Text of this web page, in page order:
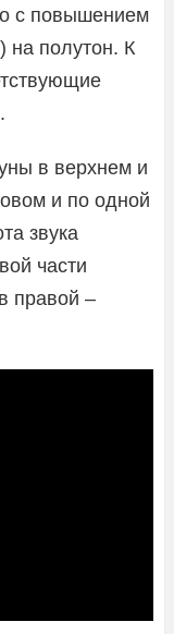
с повышением
на полутон. К
в верхнем и
и по одной
звука
части
правой –